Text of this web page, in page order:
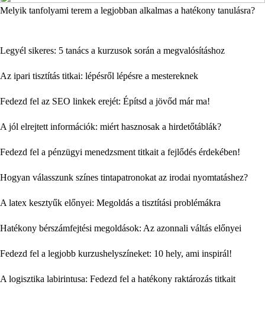
Melyik tanfolyami terem a legjobban alkalmas a hatékony tanulásra?
Legyél sikeres: 5 tanács a kurzusok során a megvalósításhoz
Az ipari tisztítás titkai: lépésről lépésre a mestereknek
Fedezd fel az SEO linkek erejét: Építsd a jövőd már ma!
A jól elrejtett információk: miért hasznosak a hirdetőtáblák?
Fedezd fel a pénzügyi menedzsment titkait a fejlődés érdekében!
Hogyan válasszunk színes tintapatronokat az irodai nyomtatáshez?
A latex kesztyűk előnyei: Megoldás a tisztítási problémákra
Hatékony bérszámfejtési megoldások: Az azonnali váltás előnyei
Fedezd fel a legjobb kurzushelyszíneket: 10 hely, ami inspirál!
A logisztika labirintusa: Fedezd fel a hatékony raktározás titkait